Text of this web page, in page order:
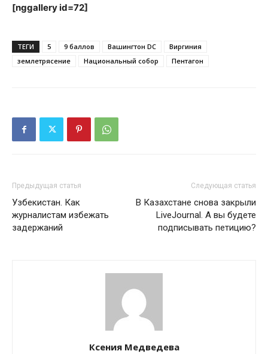
[nggallery id=72]
ТЕГИ 5 9 баллов Вашингтон DC
Виргиния
землетрясение
Национальный собор Пентагон
Предыдущая статья
Узбекистан. Как
журналистам избежать
задержаний
Следующая статья
В Казахстане снова закрыли
LiveJournal. А вы будете
подписывать петицию?
Ксения Медведева